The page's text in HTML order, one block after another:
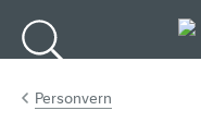
Personvern